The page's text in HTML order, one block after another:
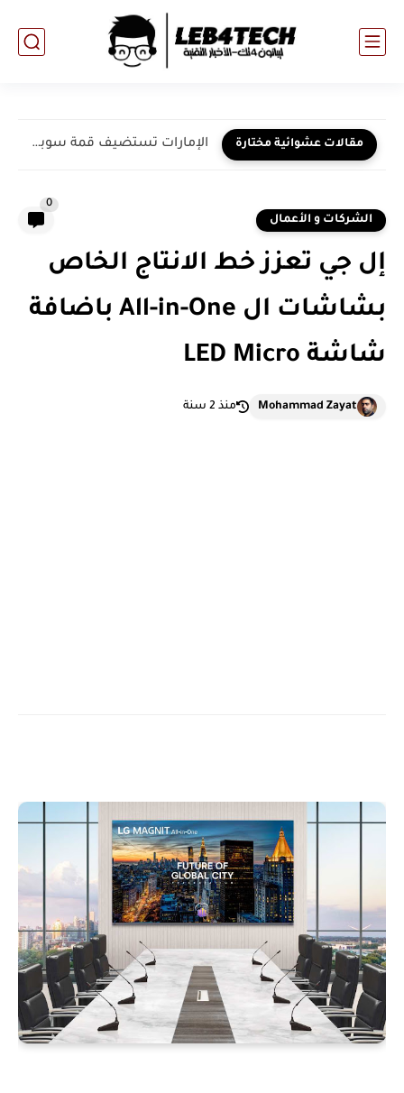
مقالات عشوائية مختارة الإمارات تستضيف قمة سوبر إنجلز: المؤتمر الأكبر من نوعه للمستثمرين...
الشركات و الأعمال
0
إل جي تعزز خط الانتاج الخاص
بشاشات ال All-in-One باضافة
شاشة LED Micro
Mohammad Zayat منذ 2 سنة